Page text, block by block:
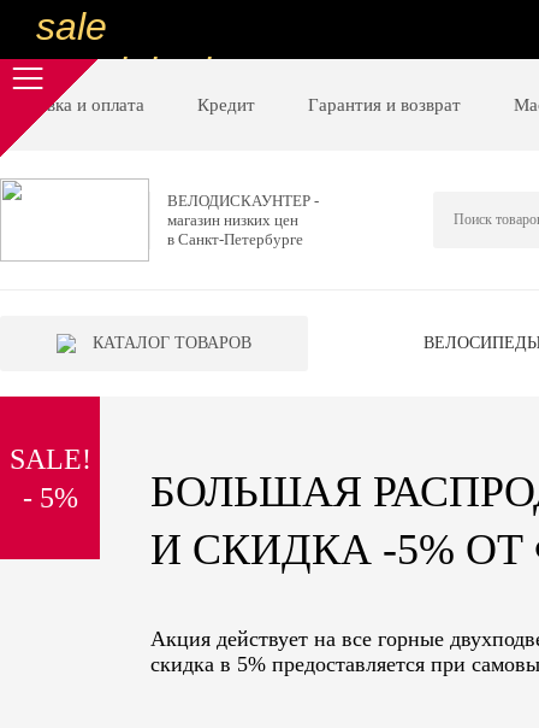
sale
special price
sale
низкие цены
вот дешево
special price
sale
надо брать
sale
Доставка и оплата Кредит Гарантия и возврат
ВЕЛОДИСКАУНТЕР -
магазин низких цен
в Санкт-Петербурге
КАТАЛОГ ТОВАРОВ
SALE!
- 5%
БОЛЬШАЯ
И СКИДКА -5%
Акция действует на все горные
скидка в 5% предоставляется при